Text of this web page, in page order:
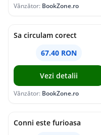
Vânzător: BookZone.ro
Sa circulam corect
67.40 RON
Vezi detalii
Vânzător: BookZone.ro
Conni este furioasa